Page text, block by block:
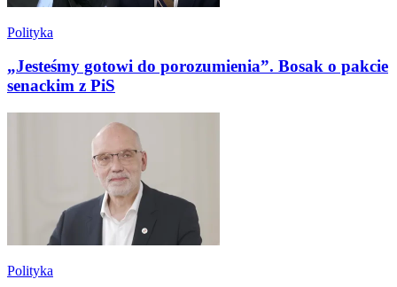
Polityka
„Jesteśmy gotowi do porozumienia”. Bosak o pakcie
senackim z PiS
Polityka